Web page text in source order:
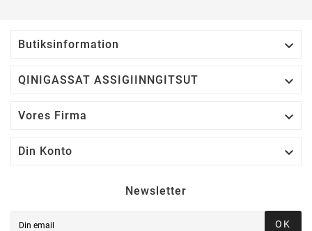
Butiksinformation 
QINIGASSAT ASSIGIINNGITSUT 
Vores Firma 
Din Konto 
Newsletter
OK